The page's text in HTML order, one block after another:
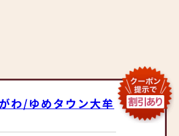
わ/ゆめタウン大牟